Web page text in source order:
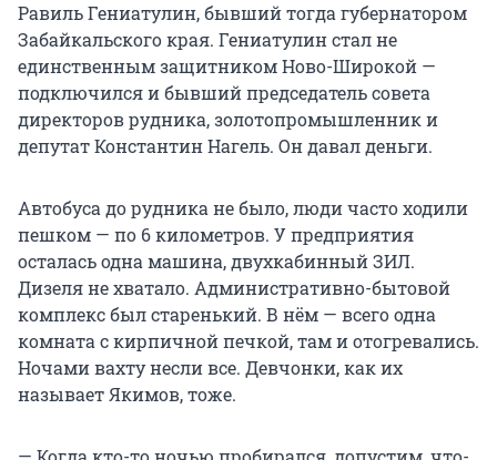
Равиль Гениатулин, бывший тогда губернатором
Забайкальского края. Гениатулин стал не
единственным защитником Ново-Широкой —
подключился и бывший председатель совета
директоров рудника, золотопромышленник и
депутат Константин Нагель. Он давал деньги.
Автобуса до рудника не было, люди часто ходили
пешком — по 6 километров. У предприятия
осталась одна машина, двухкабинный ЗИЛ.
Дизеля не хватало. Административно-бытовой
комплекс был старенький. В нём — всего одна
комната с кирпичной печкой, там и отогревались.
Ночами вахту несли все. Девчонки, как их
называет Якимов, тоже.